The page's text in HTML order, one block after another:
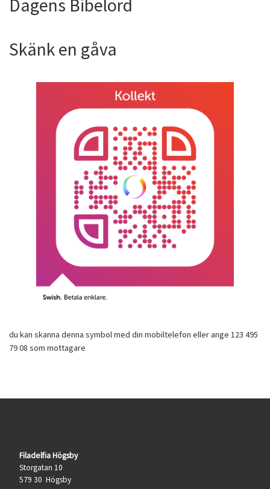
Dagens Bibelord
Skänk en gåva
du kan skanna denna symbol med din mobiltelefon eller ange 123 495
79 08 som mottagare
Filadelfia Högsby
Storgatan 10
579 30 Högsby